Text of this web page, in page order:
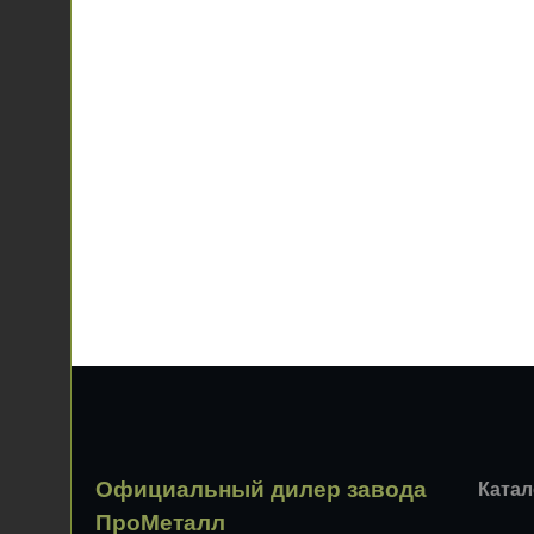
Официальный дилер завода
ПроМеталл